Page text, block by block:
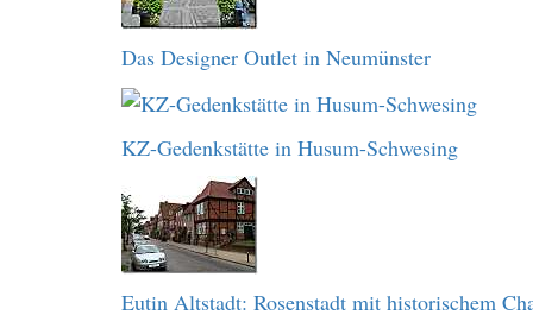
Das Designer Outlet in Neumünster
KZ-Gedenkstätte in Husum-Schwesing
Eutin Altstadt: Rosenstadt mit historischem